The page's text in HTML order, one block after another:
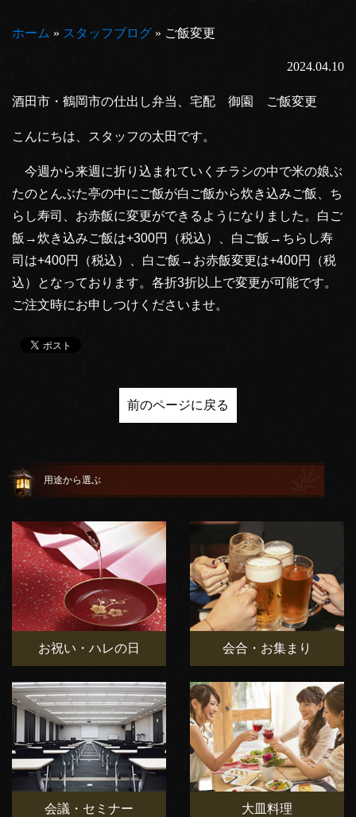
ホーム » スタッフブログ » ご飯変更
2024.04.10
酒田市・鶴岡市の仕出し弁当、宅配 御園 ご飯変更
こんにちは、スタッフの太田です。
今週から来週に折り込まれていくチラシの中で米の娘ぶ
たのとんぶた亭の中にご飯が白ご飯から炊き込みご飯、ち
らし寿司、お赤飯に変更ができるようになりました。白ご
飯→炊き込みご飯は+300円（税込）、白ご飯→ちらし寿
司は+400円（税込）、白ご飯→お赤飯変更は+400円（税
込）となっております。各折3折以上で変更が可能です。
ご注文時にお申しつけくださいませ。
前のページに戻る
用途から選ぶ
お祝い・ハレの日 会合・お集まり
会議・セミナー 大皿料理